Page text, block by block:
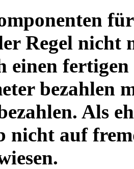
Regel nicht
einen fertigen
bezahlen
Als
nicht auf